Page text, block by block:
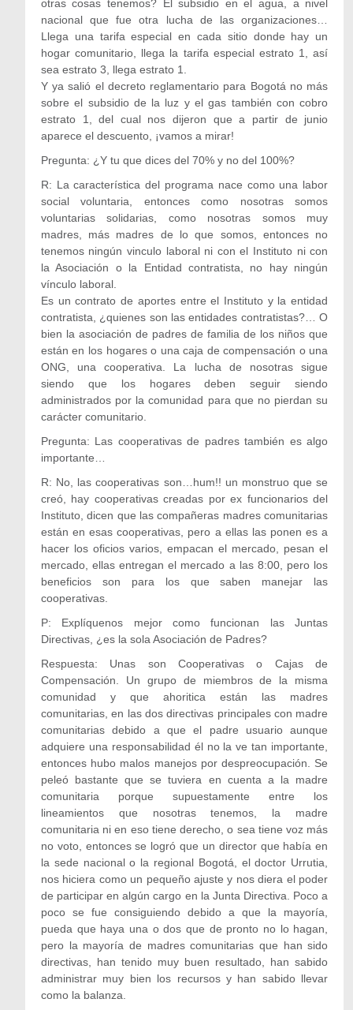
otras cosas tenemos? El subsidio en el agua, a nivel
nacional que fue otra lucha de las organizaciones…
Llega una tarifa especial en cada sitio donde hay un
hogar comunitario, llega la tarifa especial estrato 1, así
sea estrato 3, llega estrato 1.
Y ya salió el decreto reglamentario para Bogotá no más
sobre el subsidio de la luz y el gas también con cobro
estrato 1, del cual nos dijeron que a partir de junio
aparece el descuento, ¡vamos a mirar!
Pregunta: ¿Y tu que dices del 70% y no del 100%?
R: La característica del programa nace como una labor
social voluntaria, entonces como nosotras somos
voluntarias solidarias, como nosotras somos muy
madres, más madres de lo que somos, entonces no
tenemos ningún vinculo laboral ni con el Instituto ni con
la Asociación o la Entidad contratista, no hay ningún
vínculo laboral.
Es un contrato de aportes entre el Instituto y la entidad
contratista, ¿quienes son las entidades contratistas?… O
bien la asociación de padres de familia de los niños que
están en los hogares o una caja de compensación o una
ONG, una cooperativa. La lucha de nosotras sigue
siendo que los hogares deben seguir siendo
administrados por la comunidad para que no pierdan su
carácter comunitario.
Pregunta: Las cooperativas de padres también es algo
importante…
R: No, las cooperativas son…hum!! un monstruo que se
creó, hay cooperativas creadas por ex funcionarios del
Instituto, dicen que las compañeras madres comunitarias
están en esas cooperativas, pero a ellas las ponen es a
hacer los oficios varios, empacan el mercado, pesan el
mercado, ellas entregan el mercado a las 8:00, pero los
beneficios son para los que saben manejar las
cooperativas.
P: Explíquenos mejor como funcionan las Juntas
Directivas, ¿es la sola Asociación de Padres?
Respuesta: Unas son Cooperativas o Cajas de
Compensación. Un grupo de miembros de la misma
comunidad y que ahoritica están las madres
comunitarias, en las dos directivas principales con madre
comunitarias debido a que el padre usuario aunque
adquiere una responsabilidad él no la ve tan importante,
entonces hubo malos manejos por despreocupación. Se
peleó bastante que se tuviera en cuenta a la madre
comunitaria porque supuestamente entre los
lineamientos que nosotras tenemos, la madre
comunitaria ni en eso tiene derecho, o sea tiene voz más
no voto, entonces se logró que un director que había en
la sede nacional o la regional Bogotá, el doctor Urrutia,
nos hiciera como un pequeño ajuste y nos diera el poder
de participar en algún cargo en la Junta Directiva. Poco a
poco se fue consiguiendo debido a que la mayoría,
pueda que haya una o dos que de pronto no lo hagan,
pero la mayoría de madres comunitarias que han sido
directivas, han tenido muy buen resultado, han sabido
administrar muy bien los recursos y han sabido llevar
como la balanza.